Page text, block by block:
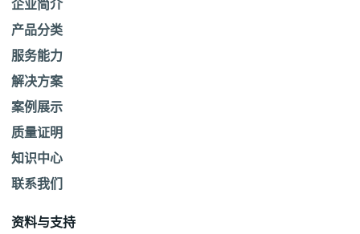
企业简介
产品分类
服务能力
解决方案
案例展示
质量证明
知识中心
联系我们
资料与支持